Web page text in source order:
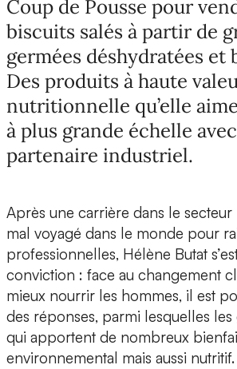
Coup de Pousse pour
biscuits salés à partir de
germées déshydratées et
Des produits à haute
nutritionnelle qu’elle
à plus grande échelle
partenaire industriel.
Après une carrière dans le secteur
mal voyagé dans le monde pour
professionnelles, Hélène Butat
conviction : face au changement
mieux nourrir les hommes, il est
des réponses, parmi lesquelles
qui apportent de nombreux
environnemental mais aussi nutritif.